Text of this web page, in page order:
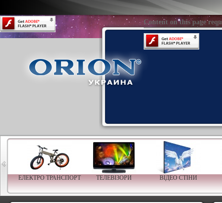
Content on this page requires a newer version of Adobe Flash Player.
Content on this page
ЕЛЕКТРО ТРАНСПОРТ ТЕЛЕВІЗОРИ ВІДЕО СТІНИ